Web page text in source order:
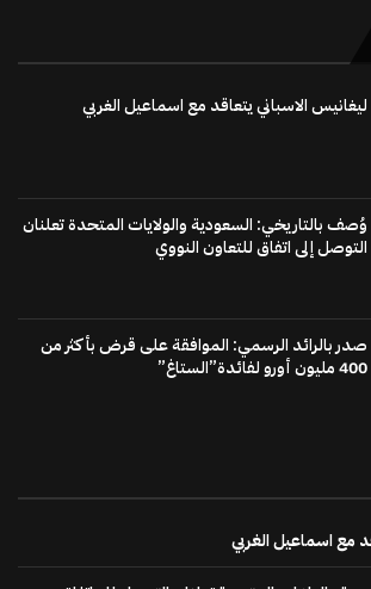
ليغانيس الاسباني يتعاقد مع اسماعيل الغربي
وُصف بالتاريخي: السعودية والولايات المتحدة تعلنان
التوصل إلى اتفاق للتعاون النووي
صدر بالرائد الرسمي: الموافقة على قرض بأكثر من
400 مليون أورو لفائدة”الستاغ”
مع اسماعيل الغربي